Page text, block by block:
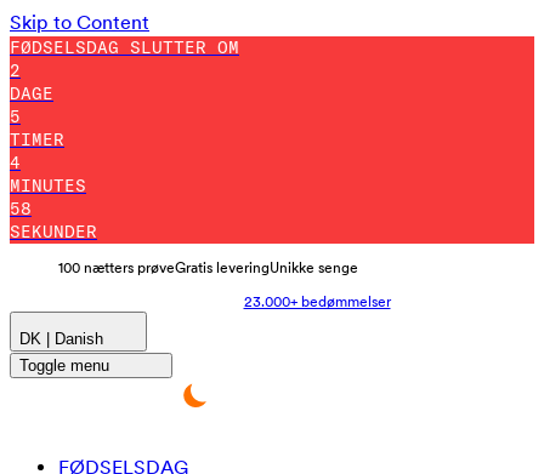
Skip to Content
FØDSELSDAG SLUTTER OM
2
DAGE
5
TIMER
4
MINUTES
57
SEKUNDER
100 nætters prøveGratis leveringUnikke senge
23.000+ bedømmelser
DK | Danish
Toggle menu
FØDSELSDAG